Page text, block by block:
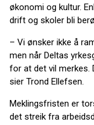
økonomi og kultur.
drift og skoler bli
– Vi ønsker ikke å
men når Deltas
for at det vil merkes.
sier Trond Ellefsen.
Meklingsfristen er
det streik fra